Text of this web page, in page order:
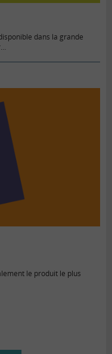
dans la grande
le produit le plus